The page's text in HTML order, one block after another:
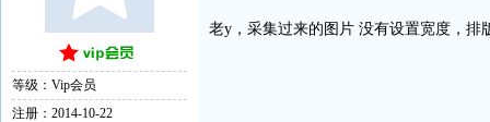
等级：Vip会员
注册：2014-10-22
老y，采集过来的图片 没有设置宽度，排